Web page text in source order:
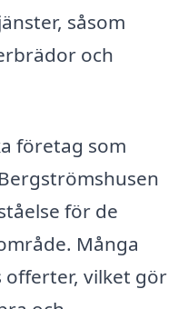
såsom
och
företag som
för de
Många
vilket gör